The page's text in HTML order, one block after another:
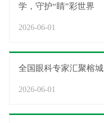
学，守护“睛”彩世界
2026-06-01
全国眼科专家汇聚榕
2026-06-01